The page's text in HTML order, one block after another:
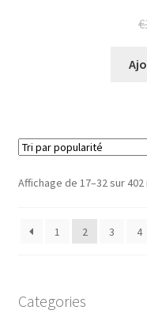
€
Affichage de 17–32 sur
1
2 3 4
Categories